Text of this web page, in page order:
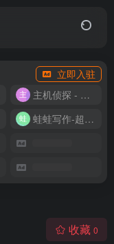
立即入驻
主机侦探 - 少花钱，用好云
蛙蛙写作-超级AI智能写作助手
收藏 0